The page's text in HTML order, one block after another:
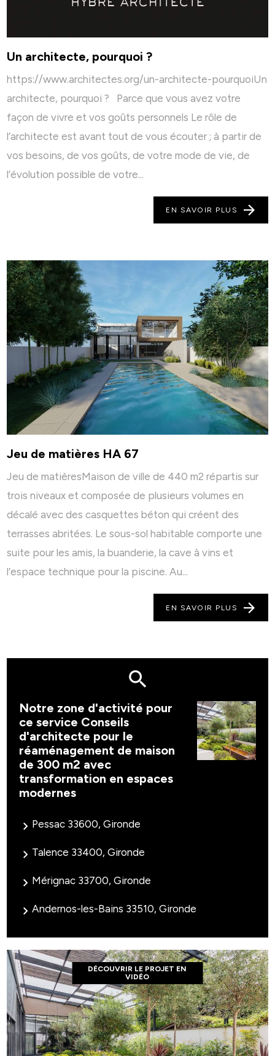
Un architecte, pourquoi ?
https://www.architectes.org/un-architecte-pourquoiUn
architecte, pourquoi ? Parce que vous avez votre
façon de vivre et vos goûts personnels Le rôle de
l’architecte est avant tout de vous écouter ; à partir de
vos besoins, de vos goûts, de votre mode de vie, de
l’évolution possible de votre...
EN SAVOIR PLUS
Jeu de matières HA 67
Jeu de matièresMaison de ville de 440 m2 répartis sur
trois niveaux et composée de plusieurs volumes en
décalé avec des casquettes béton qui créent des
terrasses abritées. Le sous-sol habitable comporte une
suite pour les amis, la buanderie, la cave à vins et
l’espace technique pour la piscine. Au...
EN SAVOIR PLUS
Notre zone d'activité pour
ce service Conseils
d'architecte pour le
réaménagement de maison
de 300 m2 avec
transformation en espaces
modernes
Pessac 33600, Gironde
Talence 33400, Gironde
Mérignac 33700, Gironde
Andernos-les-Bains 33510, Gironde
DÉCOUVRIR LE PROJET EN
VIDÉO